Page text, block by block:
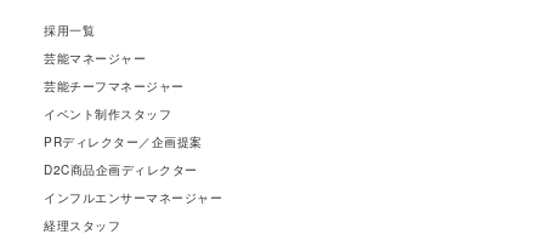
採用一覧
芸能マネージャー
芸能チーフマネージャー
イベント制作スタッフ
PRディレクター／企画提案
D2C商品企画ディレクター
インフルエンサーマネージャー
経理スタッフ